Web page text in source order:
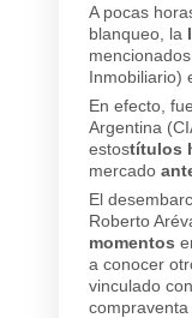
A pocas
blanqueo, la
mencionados
Inmobiliario)
En efecto,
Argentina
estostítulos
mercado
El
Roberto
momentos
a conocer
vinculado
compraventa